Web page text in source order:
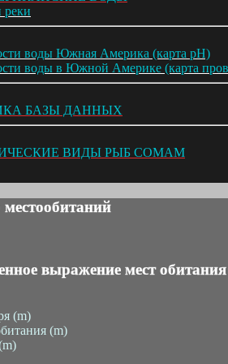
реки
воды Южная Америка (карта pH)
воды в Южной Америке (карта
БАЗЫ ДАННЫХ
ВИДЫ РЫБ СОМАМ
выражение мест обитания
(m)
(m)